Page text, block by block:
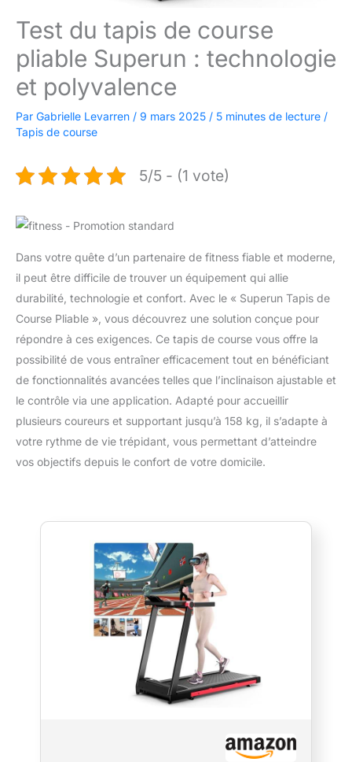
Test du tapis de course
pliable Superun : technologie
et polyvalence
Par Gabrielle Levarren / 9 mars 2025 / 5 minutes de lecture /
Tapis de course
5/5 - (1 vote)
Dans votre quête d’un partenaire de fitness fiable et moderne,
il peut être difficile de trouver un équipement qui allie
durabilité, technologie et confort. Avec le « Superun Tapis de
Course Pliable », vous découvrez une solution conçue pour
répondre à ces exigences. Ce tapis de course vous offre la
possibilité de vous entraîner efficacement tout en bénéficiant
de fonctionnalités avancées telles que l’inclinaison ajustable et
le contrôle via une application. Adapté pour accueillir
plusieurs coureurs et supportant jusqu’à 158 kg, il s’adapte à
votre rythme de vie trépidant, vous permettant d’atteindre
vos objectifs depuis le confort de votre domicile.